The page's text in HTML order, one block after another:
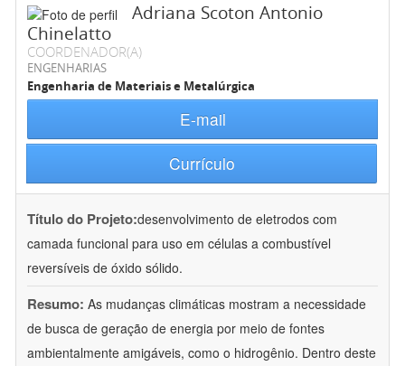
Adriana Scoton Antonio
Chinelatto
COORDENADOR(A)
ENGENHARIAS
Engenharia de Materiais e Metalúrgica
E-mail
Currículo
Título do Projeto:desenvolvimento de eletrodos com
camada funcional para uso em células a combustível
reversíveis de óxido sólido.
Resumo: As mudanças climáticas mostram a necessidade
de busca de geração de energia por meio de fontes
ambientalmente amigáveis, como o hidrogênio. Dentro deste